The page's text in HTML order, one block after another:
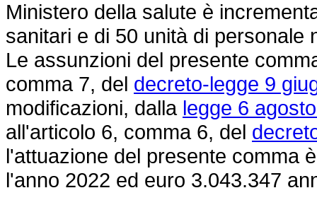
Ministero della salute è
sanitari e di 50 unità di personale
Le assunzioni del presente
comma 7, del decreto-legge 9
modificazioni, dalla legge 6
all'articolo 6, comma 6, del
l'attuazione del presente comma
l'anno 2022 ed euro 3.043.347